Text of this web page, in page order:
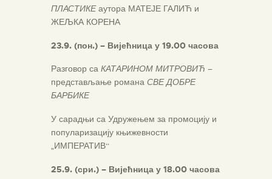
ПЛАСТИКЕаутора МАТЕЈЕ ГАЛИЋ и
ЖЕЉКА КОРЕНА
23.9. (пон.) – Вијећница у 19.00 часова
Разговор са КАТАРИНОМ МИТРОВИЋ –
представљање романа СВЕ ДОБРЕ
БАРБИКЕ
У сарадњи са Удружењем за промоцију и
популаризацију књижевности
„ИМПЕРАТИВ“
25.9. (сри.) – Вијећница у 18.00 часова